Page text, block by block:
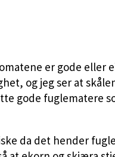
er gode eller
og jeg ser at
gode fuglematere
da det hender